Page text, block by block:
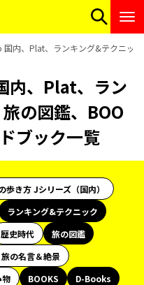
内、Plat、ランキング&テクニッ
内、Plat、ラン
の図鑑、BOO
ブック一覧
歩き方 Jシリーズ（国内）
ランキング&テクニック
歴史時代
旅の図鑑
の名言＆絶景
物 BOOKS
D-Books